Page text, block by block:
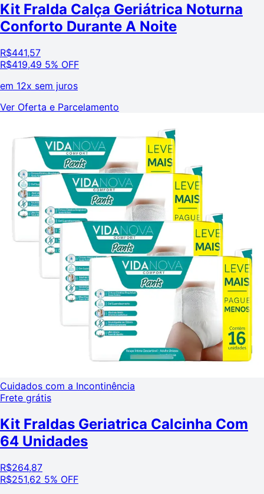
Kit Fralda Calça Geriátrica Noturna
Conforto Durante A Noite
R$441,57
R$419,49 5% OFF
em 12x sem juros
Ver Oferta e Parcelamento
Cuidados com a Incontinência
Frete grátis
Kit Fraldas Geriatrica Calcinha Com
64 Unidades
R$264,87
R$251,62 5% OFF